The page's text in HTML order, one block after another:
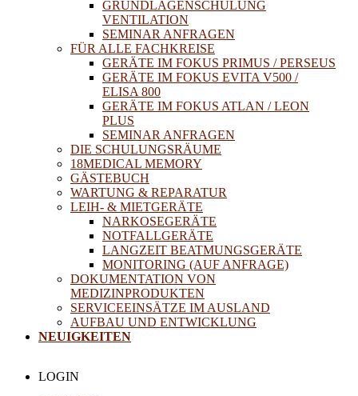
GRUNDLAGENSCHULUNG
VENTILATION
SEMINAR ANFRAGEN
FÜR ALLE FACHKREISE
GERÄTE IM FOKUS PRIMUS / PERSEUS
GERÄTE IM FOKUS EVITA V500 /
ELISA 800
GERÄTE IM FOKUS ATLAN / LEON
PLUS
SEMINAR ANFRAGEN
DIE SCHULUNGSRÄUME
18MEDICAL MEMORY
GÄSTEBUCH
WARTUNG & REPARATUR
LEIH- & MIETGERÄTE
NARKOSEGERÄTE
NOTFALLGERÄTE
LANGZEIT BEATMUNGSGERÄTE
MONITORING (AUF ANFRAGE)
DOKUMENTATION VON
MEDIZINPRODUKTEN
SERVICEEINSÄTZE IM AUSLAND
AUFBAU UND ENTWICKLUNG
NEUIGKEITEN
LOGIN